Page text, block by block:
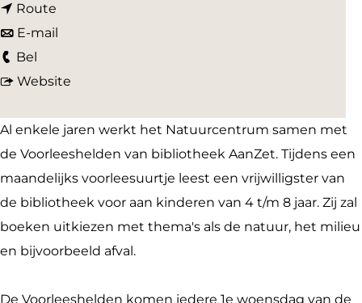
l
e
e
s
h
e
d
Route
a
r
o
o
r
l
e
e
h
E-mail
a
V
o
o
r
l
e
s
Bel
o
r
l
e
e
s
h
l
Website
n
V
o
o
r
l
e
Al enkele jaren werkt het Natuurcentrum samen met
de Voorleeshelden van bibliotheek AanZet. Tijdens een
maandelijks voorleesuurtje leest een vrijwilligster van
de bibliotheek voor aan kinderen van 4 t/m 8 jaar. Zij zal
boeken uitkiezen met thema's als de natuur, het milieu
en bijvoorbeeld afval.
De Voorleeshelden komen iedere 1e woensdag van de